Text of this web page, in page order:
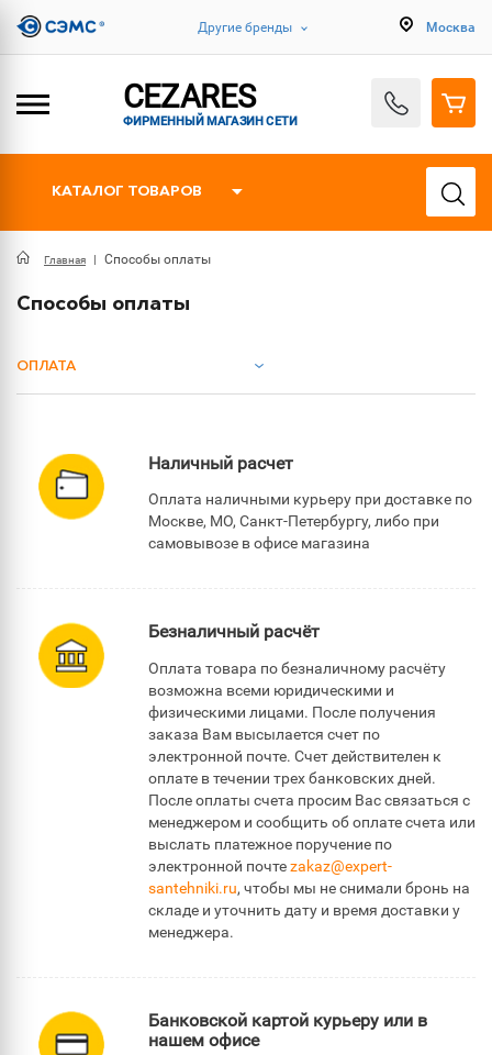
Другие бренды Москва
CEZARES
ФИРМЕННЫЙ МАГАЗИН СЕТИ
КАТАЛОГ ТОВАРОВ
Главная Способы оплаты
Способы оплаты
ОПЛАТА
Наличный расчет
Оплата наличными курьеру при доставке по
Москве, МО, Санкт-Петербургу, либо при
самовывозе в офисе магазина
Безналичный расчёт
Оплата товара по безналичному расчёту
возможна всеми юридическими и
физическими лицами. После получения
заказа Вам высылается счет по
электронной почте. Счет действителен к
оплате в течении трех банковских дней.
После оплаты счета просим Вас связаться с
менеджером и сообщить об оплате счета или
выслать платежное поручение по
электронной почтеzakaz@expert-
santehniki.ru, чтобы мы не снимали бронь на
складе и уточнить дату и время доставки у
менеджера.
Банковской картой курьеру или в
нашем офисе